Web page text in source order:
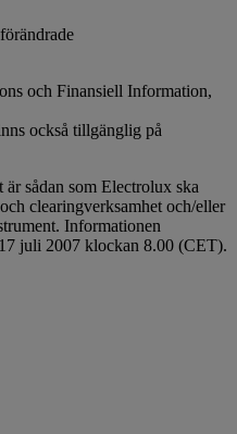
och Finansiell Information,
också tillgänglig på
sådan som Electrolux ska
clearingverksamhet och/eller
Informationen
juli 2007 klockan 8.00 (CET).